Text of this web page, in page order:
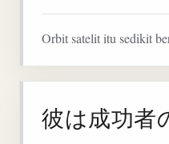
Orbit satelit itu sedikit
彼は成功者